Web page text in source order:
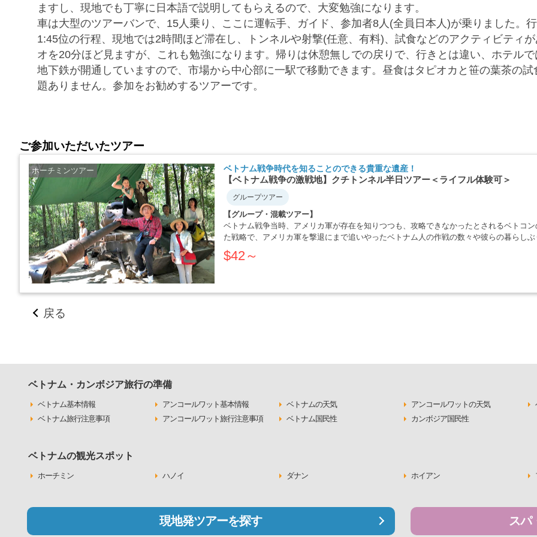
ますし、現地でも丁寧に日本語で説明してもらえるので、大変勉強になります。
車は大型のツアーバンで、15人乗り、ここに運転手、ガイド、参加者8人(全員日本人)が乗りました。
1:45位の行程、現地では2時間ほど滞在し、トンネルや射撃(任意、有料)、試食などのアクティビティ
オを20分ほど見ますが、これも勉強になります。帰りは休憩無しでの戻りで、行きとは違い、ホテル
地下鉄が開通していますので、市場から中心部に一駅で移動できます。昼食はタピオカと笹の葉茶の
題ありません。参加をお勧めするツアーです。
ご参加いただいたツアー
ホーチミンツアー ベトナム戦争時代を知ることのできる貴重な遺産！
【ベトナム戦争の激戦地】クチトンネル半日ツアー＜ライフル体験可＞
グループツアー
【グループ・混載ツアー】
ベトナム戦争当時、アメリカ軍が存在を知りつつも、攻略できなかったとされるベトコ
た戦略で、アメリカ軍を撃退にまで追いやったベトナム人の作戦の数々や彼らの暮らし
か・・・・・
$42～
戻る
ベトナム・カンボジア旅行の準備
ベトナム基本情報 アンコールワット基本情報 ベトナムの天気 アンコールワットの天気
ベトナム旅行注意事項
アンコールワット旅行注意事項 ベトナム国民性 カンボジア国民性
ベトナムの観光スポット
ホーチミン ハノイ ダナン ホイアン
現地発ツアーを探す スパ